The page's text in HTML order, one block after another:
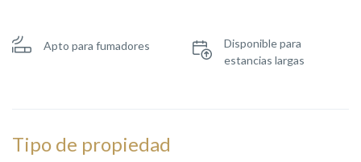
Apto para fumadores
Disponible para
estancias largas
Tipo de propiedad